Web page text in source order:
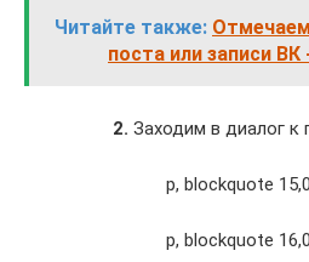
Читайте также:
поста или записи
2. Заходим в диалог к
p, blockquote
p, blockquote